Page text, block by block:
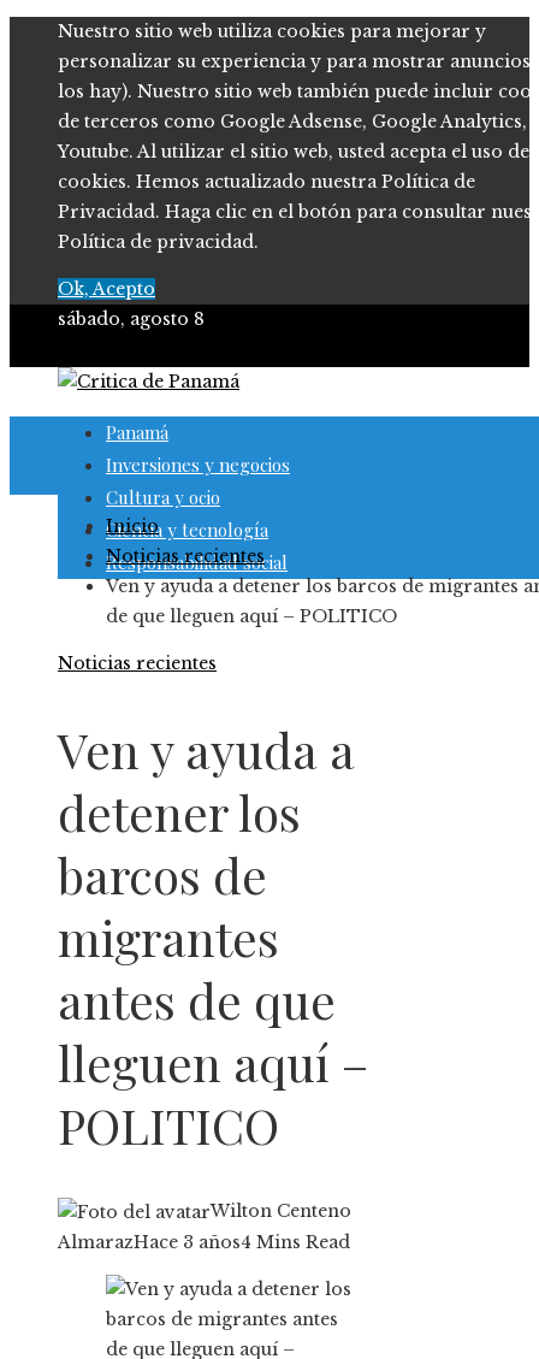
Nuestro sitio web utiliza cookies para mejorar y
personalizar su experiencia y para mostrar anuncios
los hay). Nuestro sitio web también puede incluir
de terceros como Google Adsense, Google Analytics,
Youtube. Al utilizar el sitio web, usted acepta el uso de
cookies. Hemos actualizado nuestra Política de
Privacidad. Haga clic en el botón para consultar
Política de privacidad.
Ok, Acepto
sábado, agosto 8
Panamá
Inversiones y negocios
Cultura y ocio
Ciencia y tecnología
Responsabilidad social
Inicio
Noticias recientes
Ven y ayuda a detener los barcos de migrantes
de que lleguen aquí – POLITICO
Noticias recientes
Ven y ayuda a
detener los
barcos de
migrantes
antes de que
lleguen aquí –
POLITICO
Wilton Centeno
AlmarazHace 3 años4 Mins Read